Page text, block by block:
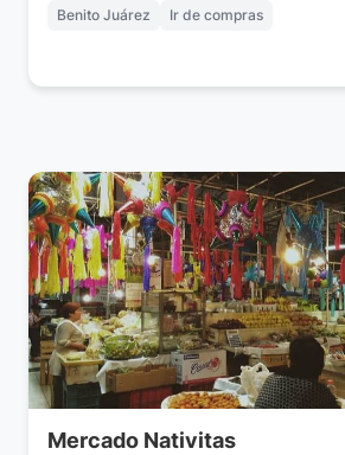
Benito Juárez Ir de compras
Mercado Nativitas